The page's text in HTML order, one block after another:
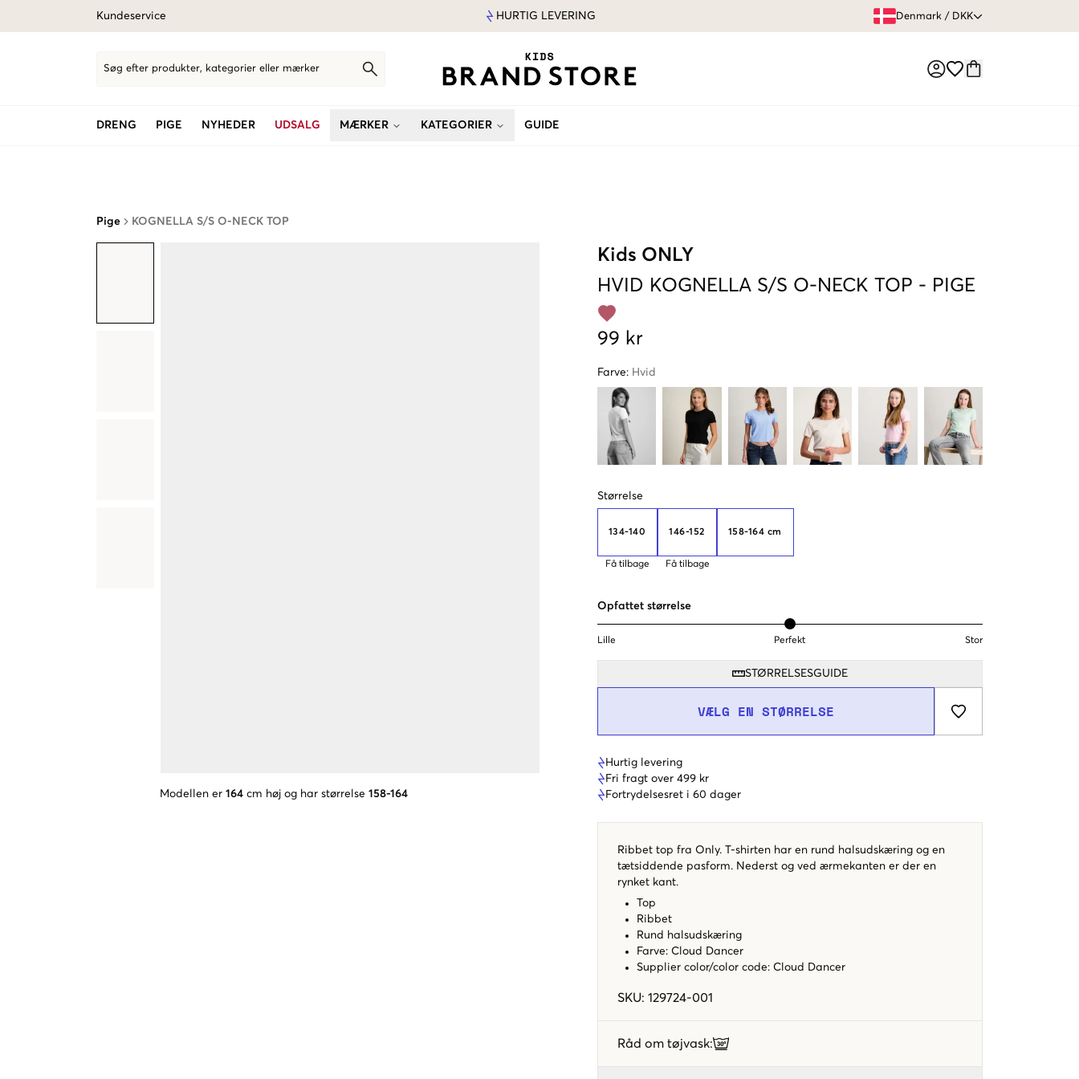
Kundeservice HURTIG LEVERING Denmark / DKK
Søg efter produkter, kategorier eller mærker
DRENG PIGE NYHEDER UDSALG MÆRKER KATEGORIER GUIDE
Pige KOGNELLA S/S O-NECK TOP
Modellen er 164 cm høj og har størrelse 158-164
Kids ONLY
HVID KOGNELLA S/S O-NECK TOP - PIGE
99 kr
Farve: Hvid
Størrelse
134-140
Få tilbage
146-152
Få tilbage
158-164 cm
Opfattet størrelse
Lille Perfekt Stor
STØRRELSESGUIDE
VÆLG EN STØRRELSE
Hurtig levering
Fri fragt over 499 kr
Fortrydelsesret i 60 dager
Ribbet top fra Only. T-shirten har en rund halsudskæring og en
tætsiddende pasform. Nederst og ved ærmekanten er der en
rynket kant.
Top
Ribbet
Rund halsudskæring
Farve: Cloud Dancer
Supplier color/color code: Cloud Dancer
SKU: 129724-001
Råd om tøjvask: